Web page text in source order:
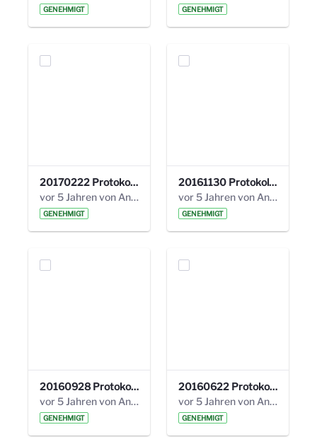
GENEHMIGT GENEHMIGT
20170222 Protokoll 19. Steuerungskreis.pdf
vor 5 Jahren von Anni Schlumberger
GENEHMIGT
20161130 Protokoll 18. Steuerungskreis.pdf
vor 5 Jahren von Anni Schlumberger
GENEHMIGT
20160928 Protokoll 17. Steuerungskreis.pdf
vor 5 Jahren von Anni Schlumberger
GENEHMIGT
20160622 Protokoll 16. Steuerungskreis.pdf
vor 5 Jahren von Anni Schlumberger
GENEHMIGT